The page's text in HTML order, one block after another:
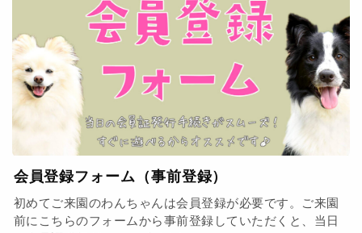
会員登録フォーム（事前登録）
初めてご来園のわんちゃんは会員登録が必要です。ご来園
前にこちらのフォームから事前登録していただくと、当日